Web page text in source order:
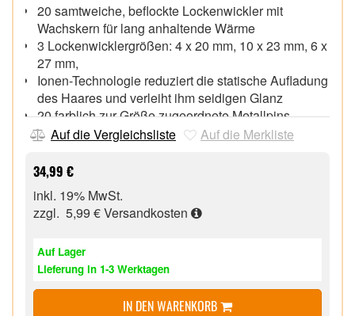
20 samtweiche, beflockte Lockenwickler mit
Wachskern für lang anhaltende Wärme
3 Lockenwicklergrößen: 4 x 20 mm, 10 x 23 mm, 6 x
27 mm,
Ionen-Technologie reduziert die statische Aufladung
des Haares und verleiht ihm seidigen Glanz
20 farblich zur Größe zugeordnete Metallpins,
20 farblich zur Größe zugeordnete Clips,
Bereitschaftsanzeige,
Kühle Enden,
Auf die Vergleichsliste Auf die Merkliste
34,99 €
inkl. 19% MwSt.
zzgl. 5,99 €Versandkosten
Auf Lager
Lieferung in 1-3 Werktagen
IN DEN WARENKORB